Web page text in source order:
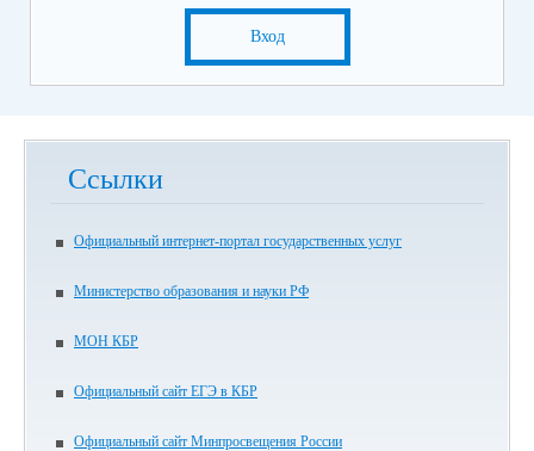
Вход
Ссылки
Официальный интернет-портал государственных услуг
Министерство образования и науки РФ
МОН КБР
Официальный сайт ЕГЭ в КБР
Официальный сайт Минпросвещения России